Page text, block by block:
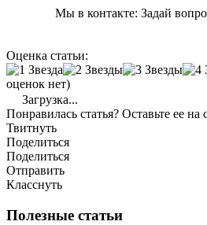
Мы в контакте: Задай
Оценка статьи:
оценок нет)
Загрузка...
Понравилась статья? Оставьте ее на
Твитнуть
Поделиться
Поделиться
Отправить
Класснуть
Полезные статьи